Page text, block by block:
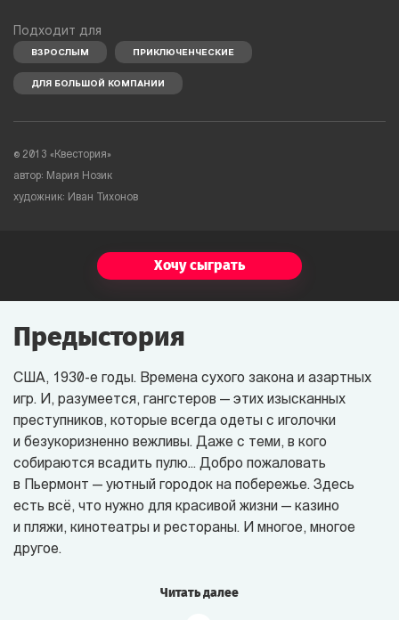
Подходит для
ВЗРОСЛЫМ ПРИКЛЮЧЕНЧЕСКИЕ
ДЛЯ БОЛЬШОЙ КОМПАНИИ
© 2013 «Квестория»
автор: Мария Нозик
художник: Иван Тихонов
Хочу сыграть
Предыстория
США, 1930-е годы. Времена сухого закона и азартных
игр. И, разумеется, гангстеров — этих изысканных
преступников, которые всегда одеты с иголочки
и безукоризненно вежливы. Даже с теми, в кого
собираются всадить пулю... Добро пожаловать
в Пьермонт — уютный городок на побережье. Здесь
есть всё, что нужно для красивой жизни — казино
и пляжи, кинотеатры и рестораны. И многое, многое
другое.
Само собой, если заведение
Читать далее